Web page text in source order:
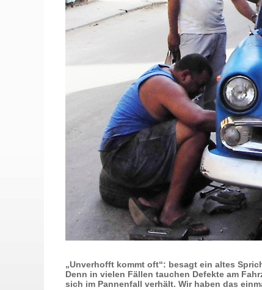
„Unverhofft kommt oft“: besagt ein altes
Denn in vielen Fällen tauchen Defekte am
sich im Pannenfall verhält. Wir haben das